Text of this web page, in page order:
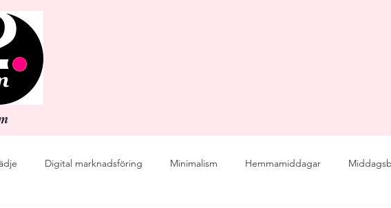
Digital marknadsföring Minimalism Hemmamiddagar